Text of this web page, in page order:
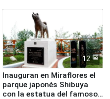
12
Inauguran en Miraflores el
parque japonés Shibuya
con la estatua del famoso